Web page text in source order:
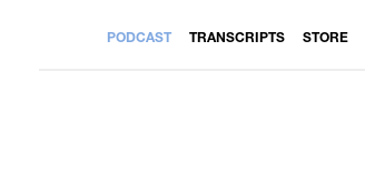
PODCAST TRANSCRIPTS STORE